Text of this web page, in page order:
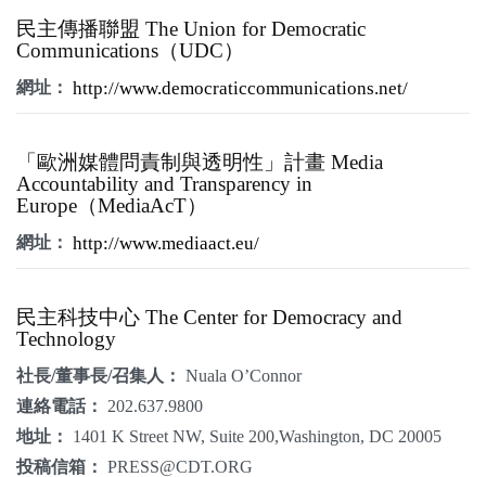
民主傳播聯盟 The Union for Democratic
Communications（UDC）
網址： http://www.democraticcommunications.net/
「歐洲媒體問責制與透明性」計畫 Media
Accountability and Transparency in
Europe（MediaAcT）
網址： http://www.mediaact.eu/
民主科技中心 The Center for Democracy and
Technology
社長/董事長/召集人： Nuala O’Connor
連絡電話： 202.637.9800
地址： 1401 K Street NW, Suite 200,Washington, DC 20005
投稿信箱： PRESS@CDT.ORG